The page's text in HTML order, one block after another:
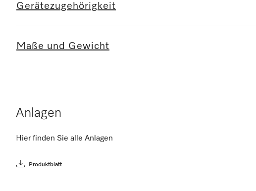
Gerätezugehörigkeit
Maße und Gewicht
Anlagen
Hier finden Sie alle Anlagen
Produktblatt